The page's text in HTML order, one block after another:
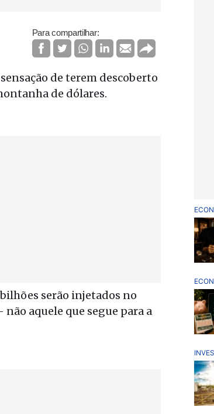
Para compartilhar:
de terem descoberto
de dólares.
serão injetados no
aquele que segue para a